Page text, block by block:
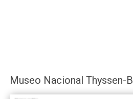
Museo Nacional Thyssen-